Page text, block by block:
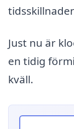
Just nu är
en tidig
kväll.